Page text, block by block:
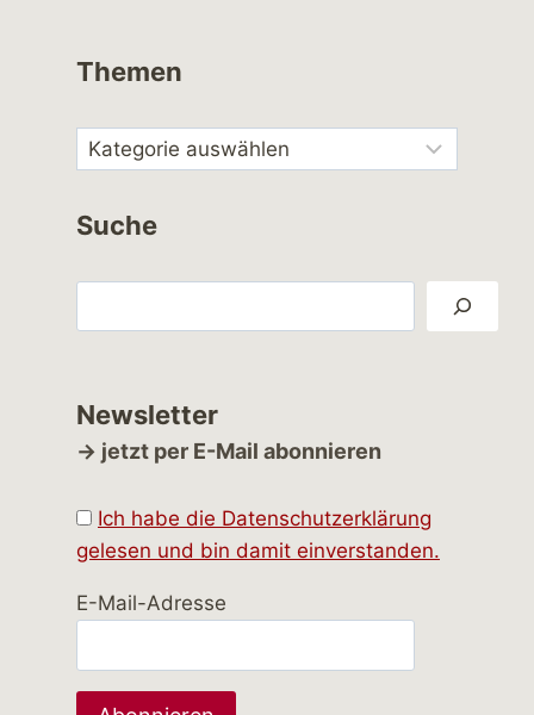
Themen
Suche
Newsletter
→ jetzt per E-Mail abonnieren
Ich habe die Datenschutzerklärung
gelesen und bin damit einverstanden.
E-Mail-Adresse